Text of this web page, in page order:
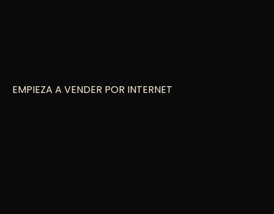
EMPIEZA A VENDER POR INTERNET